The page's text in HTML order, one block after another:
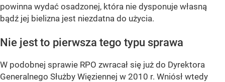
powinna wydać osadzonej, która nie dysponuje własną
bądź jej bielizna jest niezdatna do użycia.
Nie jest to pierwsza tego typu sprawa
W podobnej sprawie RPO zwracał się już do Dyrektora
Generalnego Służby Więziennej w 2010 r. Wniósł wtedy